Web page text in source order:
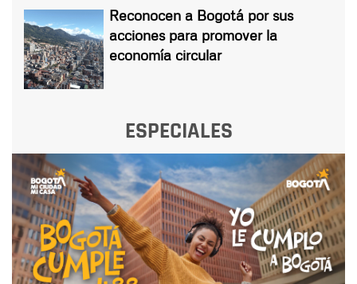
Reconocen a Bogotá por sus
acciones para promover la
economía circular
ESPECIALES